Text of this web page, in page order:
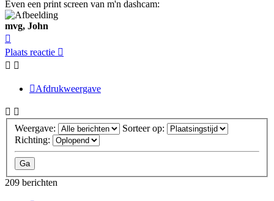
Even een print screen van m'n dashcam:
mvg, John
Plaats reactie
Afdrukweergave
Weergave:
Sorteer op:
Richting:
209 berichten